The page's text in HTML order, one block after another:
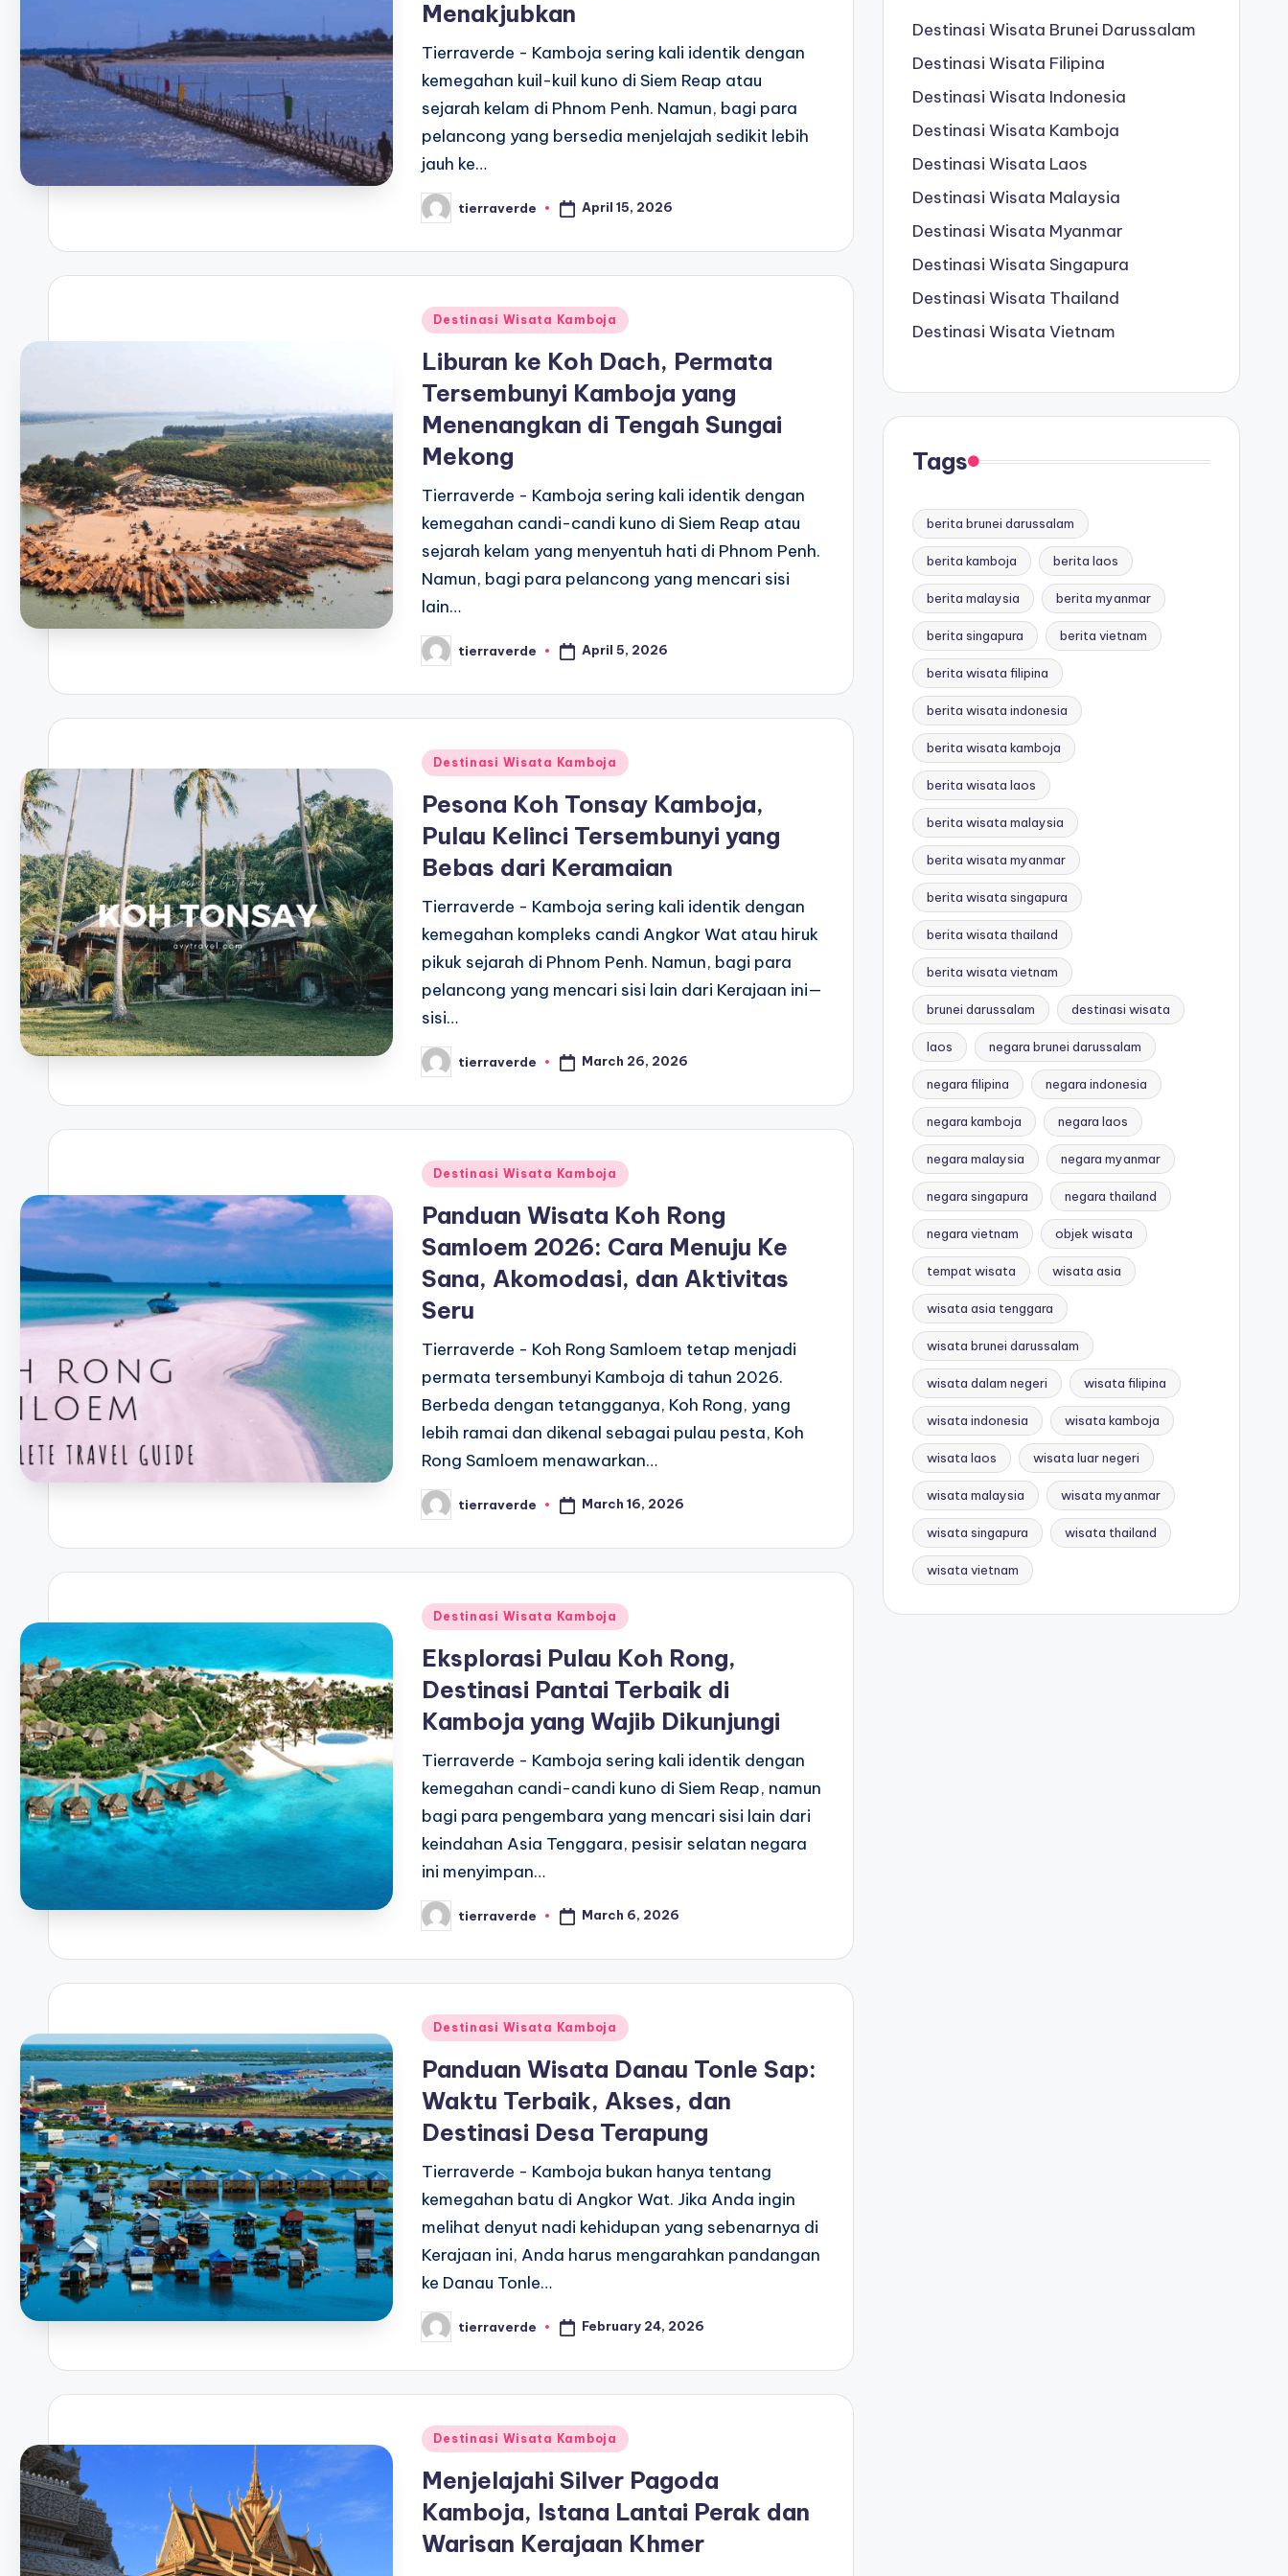
Menakjubkan
Tierraverde - Kamboja sering kali identik dengan
kemegahan kuil-kuil kuno di Siem Reap atau
sejarah kelam di Phnom Penh. Namun, bagi para
pelancong yang bersedia menjelajah sedikit lebih
jauh ke…
Posted
by
tierraverde April 15, 2026
Posted
Destinasi Wisata Kamboja
Liburan ke Koh Dach, Permata
Tersembunyi Kamboja yang
Menenangkan di Tengah Sungai
Mekong
Tierraverde - Kamboja sering kali identik dengan
kemegahan candi-candi kuno di Siem Reap atau
sejarah kelam yang menyentuh hati di Phnom Penh.
Namun, bagi para pelancong yang mencari sisi
lain…
Posted
by
tierraverde April 5, 2026
Posted
Destinasi Wisata Kamboja
Pesona Koh Tonsay Kamboja,
Pulau Kelinci Tersembunyi yang
Bebas dari Keramaian
Tierraverde - Kamboja sering kali identik dengan
kemegahan kompleks candi Angkor Wat atau hiruk
pikuk sejarah di Phnom Penh. Namun, bagi para
pelancong yang mencari sisi lain dari Kerajaan ini—
sisi…
Posted
by
tierraverde March 26, 2026
Posted
Destinasi Wisata Kamboja
Panduan Wisata Koh Rong
Samloem 2026: Cara Menuju Ke
Sana, Akomodasi, dan Aktivitas
Seru
Tierraverde - Koh Rong Samloem tetap menjadi
permata tersembunyi Kamboja di tahun 2026.
Berbeda dengan tetangganya, Koh Rong, yang
lebih ramai dan dikenal sebagai pulau pesta, Koh
Rong Samloem menawarkan…
Posted
by
tierraverde March 16, 2026
Posted
Destinasi Wisata Kamboja
Eksplorasi Pulau Koh Rong,
Destinasi Pantai Terbaik di
Kamboja yang Wajib Dikunjungi
Tierraverde - Kamboja sering kali identik dengan
kemegahan candi-candi kuno di Siem Reap, namun
bagi para pengembara yang mencari sisi lain dari
keindahan Asia Tenggara, pesisir selatan negara
ini menyimpan…
Posted
by
tierraverde March 6, 2026
Posted
Destinasi Wisata Kamboja
Panduan Wisata Danau Tonle Sap:
Waktu Terbaik, Akses, dan
Destinasi Desa Terapung
Tierraverde - Kamboja bukan hanya tentang
kemegahan batu di Angkor Wat. Jika Anda ingin
melihat denyut nadi kehidupan yang sebenarnya di
Kerajaan ini, Anda harus mengarahkan pandangan
ke Danau Tonle…
Posted
by
tierraverde February 24, 2026
Posted
Destinasi Wisata Kamboja
Menjelajahi Silver Pagoda
Kamboja, Istana Lantai Perak dan
Warisan Kerajaan Khmer
Destinasi Wisata Brunei Darussalam
Destinasi Wisata Filipina
Destinasi Wisata Indonesia
Destinasi Wisata Kamboja
Destinasi Wisata Laos
Destinasi Wisata Malaysia
Destinasi Wisata Myanmar
Destinasi Wisata Singapura
Destinasi Wisata Thailand
Destinasi Wisata Vietnam
Tags
berita brunei darussalam
berita kamboja berita laos
berita malaysia berita myanmar
berita singapura berita vietnam
berita wisata filipina
berita wisata indonesia
berita wisata kamboja
berita wisata laos
berita wisata malaysia
berita wisata myanmar
berita wisata singapura
berita wisata thailand
berita wisata vietnam
brunei darussalam destinasi wisata
laos negara brunei darussalam
negara filipina negara indonesia
negara kamboja negara laos
negara malaysia negara myanmar
negara singapura negara thailand
negara vietnam objek wisata
tempat wisata wisata asia
wisata asia tenggara
wisata brunei darussalam
wisata dalam negeri wisata filipina
wisata indonesia wisata kamboja
wisata laos wisata luar negeri
wisata malaysia wisata myanmar
wisata singapura wisata thailand
wisata vietnam